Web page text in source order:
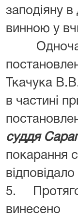
заподіяну
винною у
Ткачука
в частині
суддя
покарання
5.
винесено